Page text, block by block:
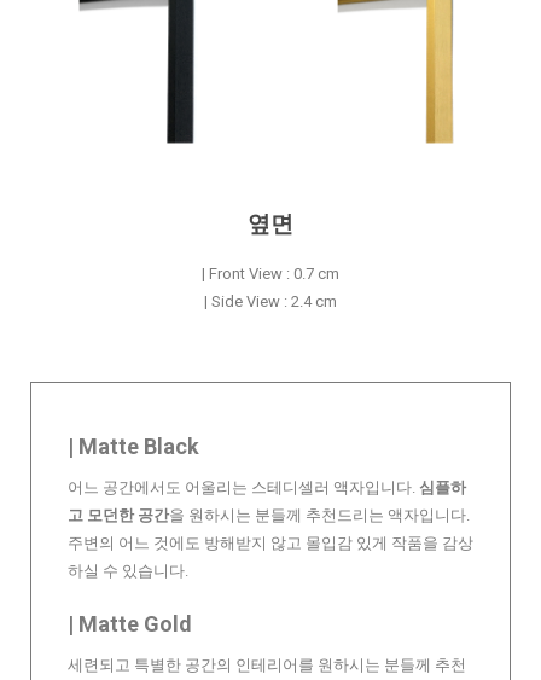
옆면
| Front View : 0.7 cm
| Side View : 2.4 cm
| Matte Black
어느 공간에서도 어울리는 스테디셀러 액자입니다. 심플하
고 모던한 공간을 원하시는 분들께 추천드리는 액자입니다.
주변의 어느 것에도 방해받지 않고 몰입감 있게 작품을 감상
하실 수 있습니다.
| Matte Gold
세련되고 특별한 공간의 인테리어를 원하시는 분들께 추천